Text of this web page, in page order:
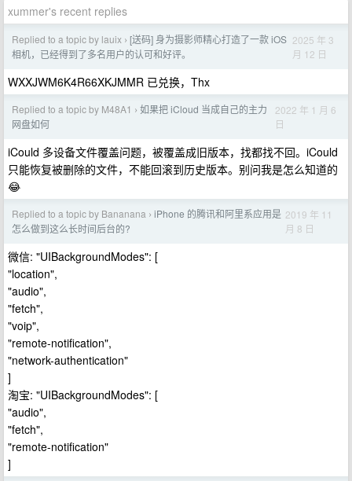
xummer's recent replies
Replied to a topic by lauix › [送码] 身为摄影师精心打造了一款 iOS
相机，已经得到了多名用户的认可和好评。
2025 年 3
月 12 日
WXXJWM6K4R66XKJMMR 已兑换，Thx
Replied to a topic by M48A1 › 如果把 iCloud 当成自己的主力
网盘如何
2022 年 1 月 6
日
iCould 多设备文件覆盖问题，被覆盖成旧版本，找都找不回。iCould
只能恢复被删除的文件，不能回滚到历史版本。别问我是怎么知道的
😂
Replied to a topic by Bananana › iPhone 的腾讯和阿里系应用是
怎么做到这么长时间后台的?
2019 年 11
月 8 日
微信: "UIBackgroundModes": [
"location",
"audio",
"fetch",
"voip",
"remote-notification",
"network-authentication"
]
淘宝: "UIBackgroundModes": [
"audio",
"fetch",
"remote-notification"
]